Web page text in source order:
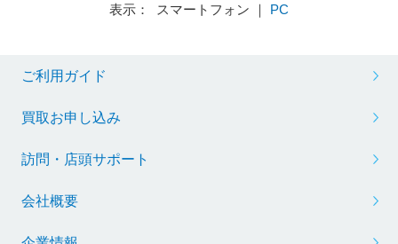
表示： スマートフォン ｜ PC
ご利用ガイド
買取お申し込み
訪問・店頭サポート
会社概要